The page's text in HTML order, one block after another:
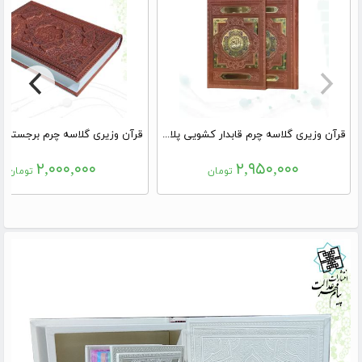
قرآن وزیری گلاسه چرم قابدار کشویی پلاک رنگی نفیس
۲,۹۵۰,۰۰۰ تومان
قرآن وزیری گلاسه چرم برجسته
۲,۰۰۰,۰۰۰ تومان